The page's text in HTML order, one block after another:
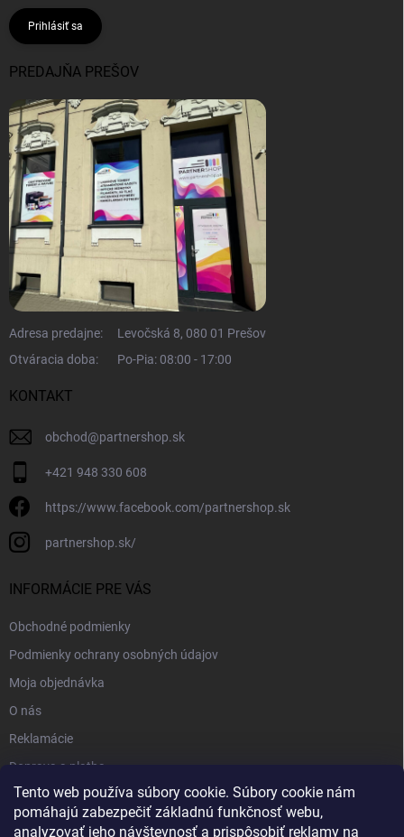
Tento web používa súbory cookie. Súbory cookie nám
pomáhajú zabezpečiť základnú funkčnosť webu,
analyzovať jeho návštevnosť a prispôsobiť reklamy na
Prihlásiť sa
PREDAJŇA PREŠOV
Adresa predajne:
Levočská 8, 080 01 Prešov
Otváracia doba:
Po-Pia: 08:00 - 17:00
KONTAKT
obchod@partnershop.sk
+421 948 330 608
https://www.facebook.com/partnershop.sk
partnershop.sk/
INFORMÁCIE PRE VÁS
Obchodné podmienky
Podmienky ochrany osobných údajov
Moja objednávka
O nás
Reklamácie
Doprava a platba
Kontakt
Blog